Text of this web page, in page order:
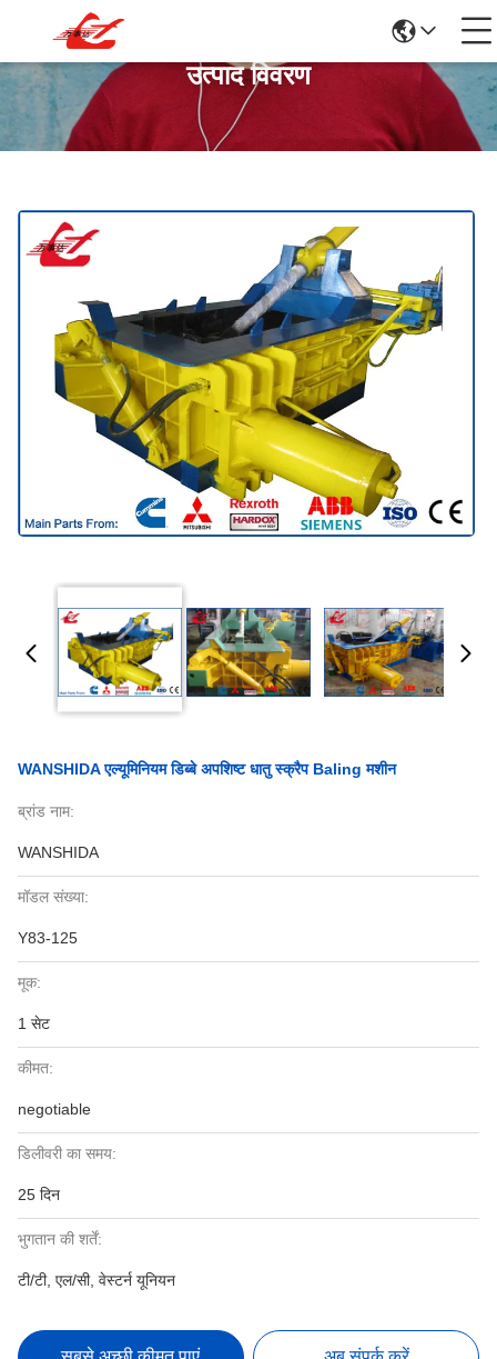
उत्पाद विवरण
WANSHIDA एल्यूमिनियम डिब्बे अपशिष्ट धातु स्क्रैप Baling मशीन
ब्रांड नाम:
WANSHIDA
मॉडल संख्या:
Y83-125
मूक:
1 सेट
कीमत:
negotiable
डिलीवरी का समय:
25 दिन
भुगतान की शर्तें:
टी/टी, एल/सी, वेस्टर्न यूनियन